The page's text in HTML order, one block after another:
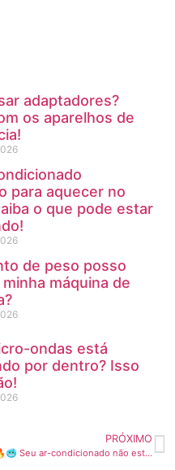
adaptadores?
os aparelhos de
para aquecer no
o que pode estar
de peso posso
máquina de
ondas está
por dentro? Isso
PRÓXIMO
🔥🥶 Seu ar-condicionado não está esquentando?